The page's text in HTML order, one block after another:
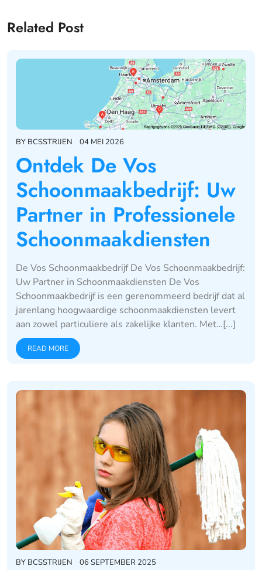
Related Post
BY BCSSTRIJEN 04 MEI 2026
Ontdek De Vos
Schoonmaakbedrijf: Uw
Partner in Professionele
Schoonmaakdiensten
De Vos Schoonmaakbedrijf De Vos Schoonmaakbedrijf:
Uw Partner in Schoonmaakdiensten De Vos
Schoonmaakbedrijf is een gerenommeerd bedrijf dat al
jarenlang hoogwaardige schoonmaakdiensten levert
aan zowel particuliere als zakelijke klanten. Met…[...]
READ MORE
BY BCSSTRIJEN 06 SEPTEMBER 2025